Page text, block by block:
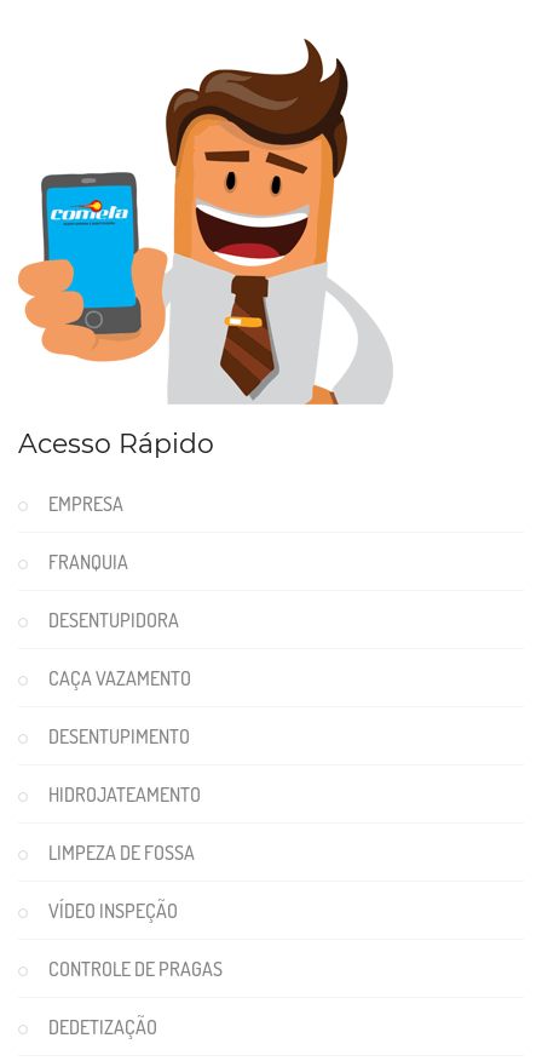
Acesso Rápido
EMPRESA
FRANQUIA
DESENTUPIDORA
CAÇA VAZAMENTO
DESENTUPIMENTO
HIDROJATEAMENTO
LIMPEZA DE FOSSA
VÍDEO INSPEÇÃO
CONTROLE DE PRAGAS
DEDETIZAÇÃO